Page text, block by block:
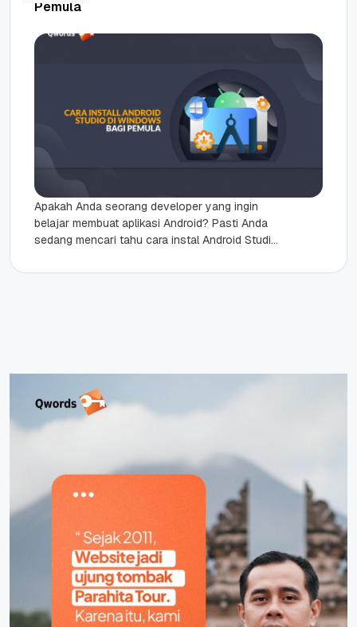
Pemula
Apakah Anda seorang developer yang ingin
belajar membuat aplikasi Android? Pasti Anda
sedang mencari tahu cara instal Android Studio
yang...